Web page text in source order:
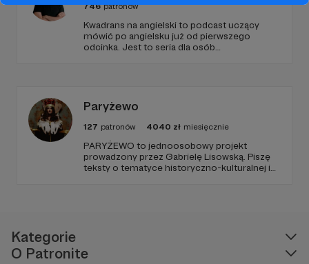
746 patronów
Kwadrans na angielski to podcast uczący
mówić po angielsku już od pierwszego
odcinka. Jest to seria dla osób
nowego odcinka co czwartek.
Paryżewo
127 patronów 4040 zł miesięcznie
PARYŻEWO to jednoosobowy projekt
prowadzony przez Gabrielę Lisowską. Piszę
teksty o tematyce historyczno-kulturalnej i
Kategorie
O Patronite